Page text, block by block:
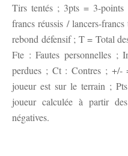
Tirs tentés ; 3pts = 3-
francs réussis / lancers-
rebond défensif ; T = Total
Fte : Fautes personnelles
perdues ; Ct : Contres ; +/-
joueur est sur le terrain ;
joueur calculée à partir
négatives.